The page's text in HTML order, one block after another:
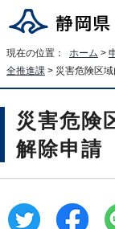
現在の位置： ホーム >
全推進課 > 災害危険区
災害危険
解除申請